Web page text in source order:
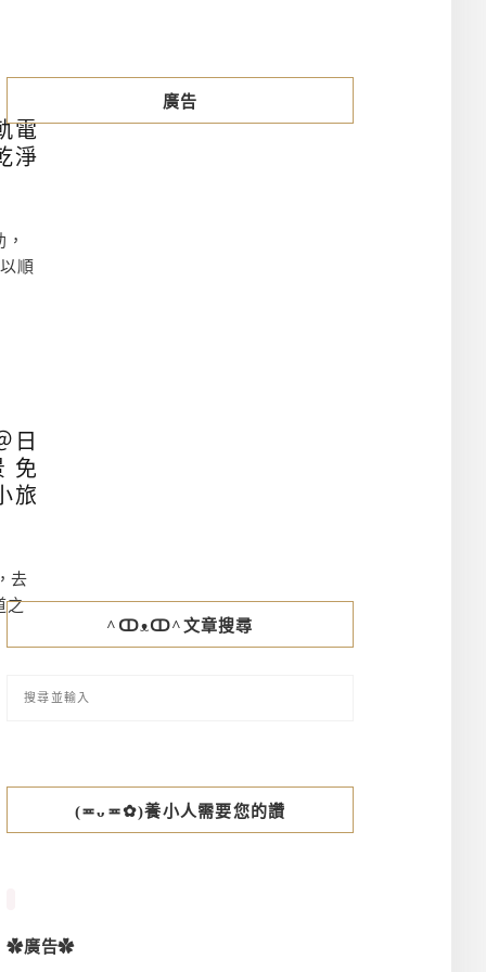
電
淨
順
日
免
旅
去
之
廣告
^ↀᴥↀ^文章搜尋
(≖ᴗ≖✿)養小人需要您的讚
✿廣告✿